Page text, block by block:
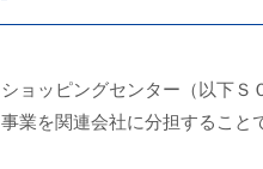
ショッピングセンター（以下Ｓ
事業を関連会社に分担すること